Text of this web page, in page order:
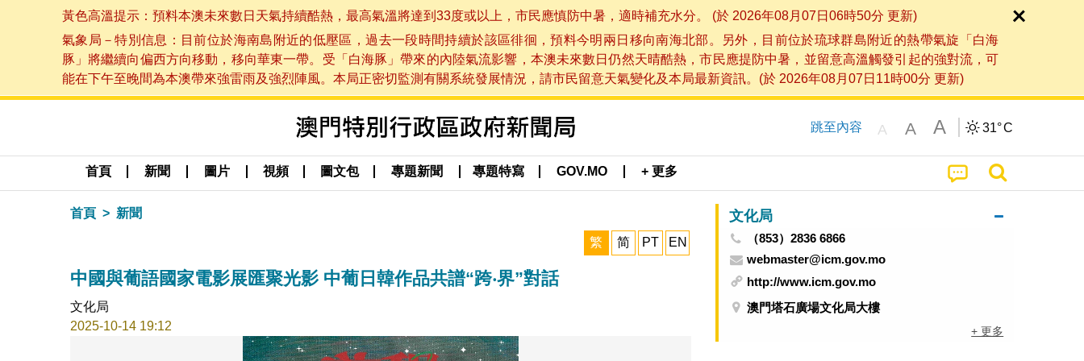
黃色高溫提示：預料本澳未來數日天氣持續酷熱，最高氣溫將達到33度或以上，市民應慎防中暑，適時補充水分。 (於 2026年08月07日06時50分 更新)
氣象局－特別信息：目前位於海南島附近的低壓區，過去一段時間持續於該區徘徊，預料今明兩日移向南海北部。另外，目前位於琉球群島附近的熱帶氣旋「白海
豚」將繼續向偏西方向移動，移向華東一帶。受「白海豚」帶來的內陸氣流影響，本澳未來數日仍然天晴酷熱，市民應提防中暑，並留意高溫觸發引起的強對流，可
能在下午至晚間為本澳帶來強雷雨及強烈陣風。本局正密切監測有關系統發展情況，請市民留意天氣變化及本局最新資訊。(於 2026年08月07日11時00分 更新)
跳至內容 A A A 31°C
首頁 新聞 圖片 視頻 圖文包 專題新聞 專題特寫 GOV.MO + 更多
首頁 新聞
繁 简 PT EN
中國與葡語國家電影展匯聚光影 中葡日韓作品共譜“跨‧界”對話
文化局
2025-10-14 19:12
文化局
（853）2836 6866
webmaster@icm.gov.mo
http://www.icm.gov.mo
澳門塔石廣場文化局大樓
+ 更多